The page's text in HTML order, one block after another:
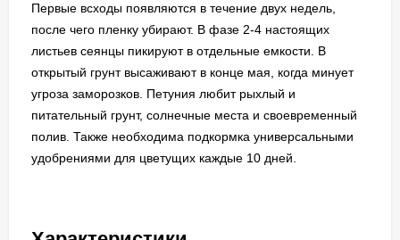
Первые всходы появляются в течение двух недель,
после чего пленку убирают. В фазе 2-4 настоящих
листьев сеянцы пикируют в отдельные емкости. В
открытый грунт высаживают в конце мая, когда минует
угроза заморозков. Петуния любит рыхлый и
питательный грунт, солнечные места и своевременный
полив. Также необходима подкормка универсальными
удобрениями для цветущих каждые 10 дней.